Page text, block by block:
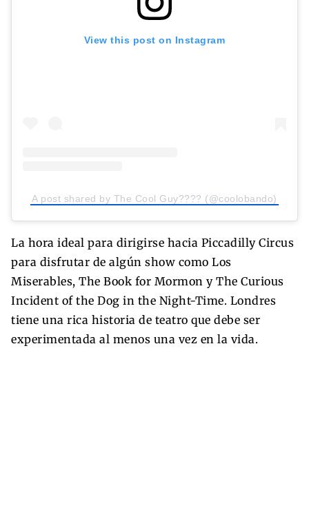
View this post on Instagram
A post shared by The Cool Guy???? (@coolobando)
La hora ideal para dirigirse hacia Piccadilly Circus
para disfrutar de algún show como Los
Miserables, The Book for Mormon y The Curious
Incident of the Dog in the Night-Time. Londres
tiene una rica historia de teatro que debe ser
experimentada al menos una vez en la vida.